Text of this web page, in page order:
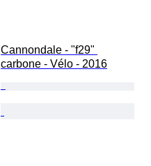
Cannondale - "f29"
carbone - Vélo - 2016